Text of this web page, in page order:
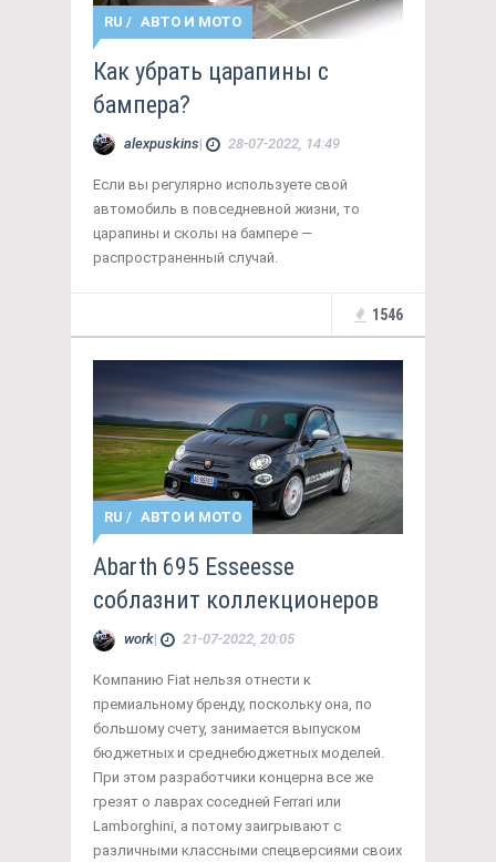
RU / АВТО И МОТО
Как убрать царапины с
бампера?
alexpuskins| 28-07-2022, 14:49
Если вы регулярно используете свой
автомобиль в повседневной жизни, то
царапины и сколы на бампере —
распространенный случай.
1546
RU / АВТО И МОТО
Abarth 695 Esseesse
соблазнит коллекционеров
work| 21-07-2022, 20:05
Компанию Fiat нельзя отнести к
премиальному бренду, поскольку она, по
большому счету, занимается выпуском
бюджетных и среднебюджетных моделей.
При этом разработчики концерна все же
грезят о лаврах соседней Ferrari или
Lamborghini, а потому заигрывают с
различными классными спецверсиями своих